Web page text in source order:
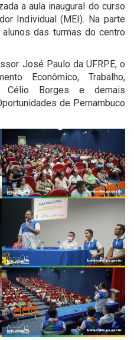
a aula inaugural do curso
Individual (MEI). Na parte
das turmas do centro
José Paulo da UFRPE, o
Econômico, Trabalho,
Célio Borges e demais
de Pernambuco